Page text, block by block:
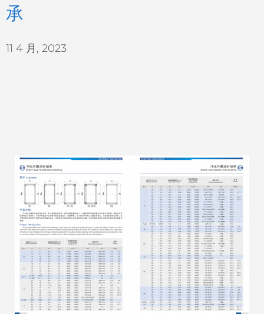
承
11 4 月, 2023